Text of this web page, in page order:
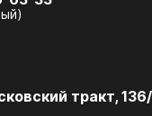
тракт,